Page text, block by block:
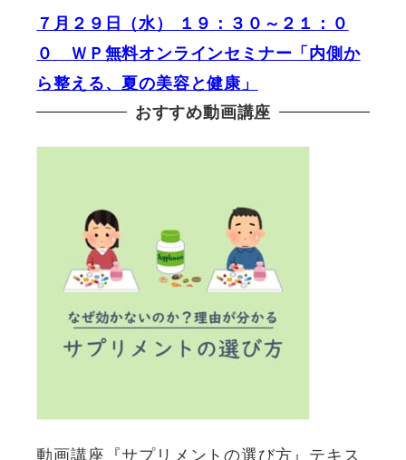
７月２９日（水） １９：３０～２１：０
０ ＷＰ無料オンラインセミナー「内側か
ら整える、夏の美容と健康」
おすすめ動画講座
動画講座『サプリメントの選び方』テキス